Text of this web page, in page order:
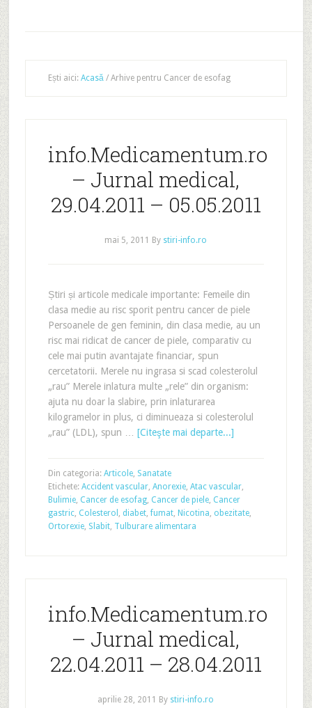
Ești aici: Acasă /Arhive pentru Cancer de esofag
info.Medicamentum.ro
– Jurnal medical,
29.04.2011 – 05.05.2011
mai 5, 2011 By stiri-info.ro
Știri și articole medicale importante: Femeile din
clasa medie au risc sporit pentru cancer de piele
Persoanele de gen feminin, din clasa medie, au un
risc mai ridicat de cancer de piele, comparativ cu
cele mai putin avantajate financiar, spun
cercetatorii. Merele nu ingrasa si scad colesterolul
„rau” Merele inlatura multe „rele” din organism:
ajuta nu doar la slabire, prin inlaturarea
kilogramelor in plus, ci diminueaza si colesterolul
„rau” (LDL), spun … [Citeşte mai departe...]
Din categoria: Articole, Sanatate
Etichete: Accident vascular, Anorexie, Atac vascular,
Bulimie, Cancer de esofag, Cancer de piele, Cancer
gastric, Colesterol , diabet,fumat, Nicotina, obezitate,
Ortorexie, Slabit, Tulburare alimentara
info.Medicamentum.ro
– Jurnal medical,
22.04.2011 – 28.04.2011
aprilie 28, 2011 By stiri-info.ro